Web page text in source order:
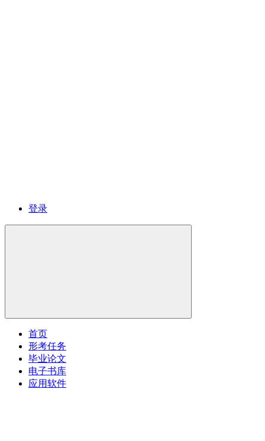
登录
首页
形考任务
毕业论文
电子书库
应用软件